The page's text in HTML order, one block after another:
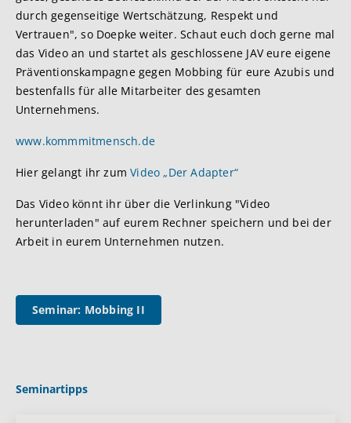
durch gegenseitige Wertschätzung, Respekt und
Vertrauen", so Doepke weiter. Schaut euch doch gerne mal
das Video an und startet als geschlossene JAV eure eigene
Präventionskampagne gegen Mobbing für eure Azubis und
bestenfalls für alle Mitarbeiter des gesamten
Unternehmens.
www.kommmitmensch.de
Hier gelangt ihr zumVideo „Der Adapter“
Das Video könnt ihr über die Verlinkung "Video
herunterladen" auf eurem Rechner speichern und bei der
Arbeit in eurem Unternehmen nutzen.
Seminar: Mobbing II
Seminartipps